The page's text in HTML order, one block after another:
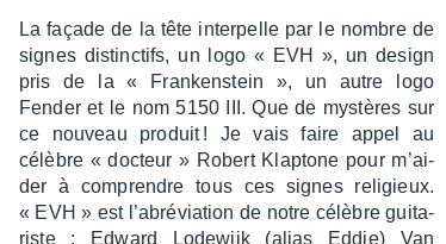
La façade de la tête inter­pelle par le nombre de
signes distinc­tifs, un logo « EVH », un design
pris de la « Fran­ken­stein », un autre logo
Fender et le nom 5150 III. Que de mystères sur
ce nouveau produit ! Je vais faire appel au
célèbre « docteur » Robert Klap­tone pour m’ai­
der à comprendre tous ces signes reli­gieux.
« EVH » est l’abré­via­tion de notre célèbre guita­
riste : Edward Lode­wijk (alias Eddie) Van